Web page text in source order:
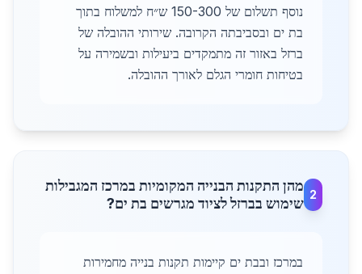
נוסף תשלום של 150-300 ש״ח למשלוח בתוך
בת ים ובסביבתה הקרובה. שירותי ההובלה של
ברזל באזור זה מתמקדים ביעילות ובשמירה על
בטיחות חומרי הגלם לאורך ההובלה.
2
מהן התקנות הבנייה המקומיות במרכז המגבילות
שימוש בברזל לציוד מגרשים בת ים?
במרכז ובבת ים קיימות תקנות בנייה מחמירות